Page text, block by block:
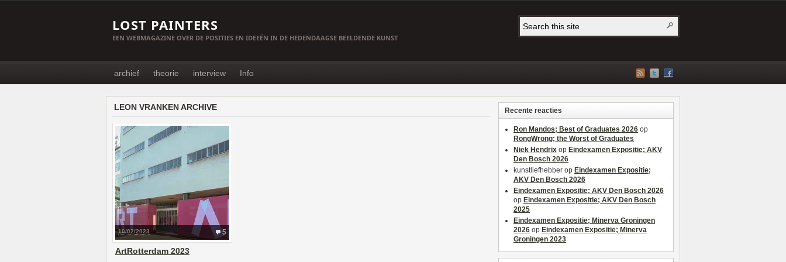
LOST PAINTERS
EEN WEBMAGAZINE OVER DE POSITIES EN IDEEËN IN DE HEDENDAAGSE BEELDENDE KUNST
archief theorie interview Info
LEON VRANKEN ARCHIVE
5
10/02/2023
ArtRotterdam 2023
Recente reacties
Ron Mandos; Best of Graduates 2026 op
RongWrong; the Worst of Graduates
Niek Hendrix op Eindexamen Expositie; AKV
Den Bosch 2026
kunstliefhebber op Eindexamen Expositie;
AKV Den Bosch 2026
Eindexamen Expositie; AKV Den Bosch 2026
op Eindexamen Expositie; AKV Den Bosch
2025
Eindexamen Expositie; Minerva Groningen
2026 op Eindexamen Expositie; Minerva
Groningen 2023